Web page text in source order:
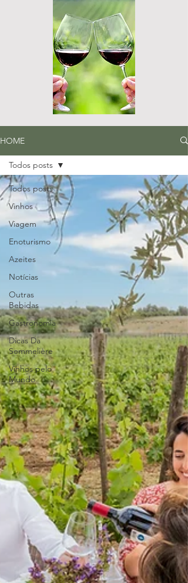
HOME
Todos posts
Vinhos
Viagem
Enoturismo
Azeites
Notícias
Outras
Bebidas
Gastronomia
Dicas Da
Sommelière
Vinhos pelo
Mundo
Todos posts